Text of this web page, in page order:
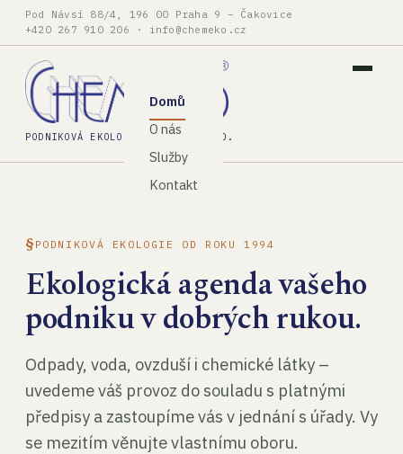
Pod Návsí 88/4, 196 00 Praha 9 – Čakovice
+420 267 910 206 · info@chemeko.cz
PODNIKOVÁ EKOLOGIE, SPOL. S R.O.
Domů
O nás
Služby
Kontakt
PODNIKOVÁ EKOLOGIE OD ROKU 1994
Ekologická agenda vašeho
podniku v dobrých rukou.
Odpady, voda, ovzduší i chemické látky –
uvedeme váš provoz do souladu s platnými
předpisy a zastoupíme vás v jednání s úřady. Vy
se mezitím věnujte vlastnímu oboru.